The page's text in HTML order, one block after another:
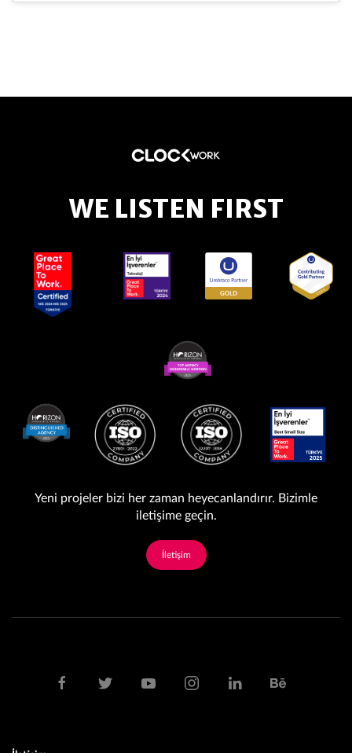
WE LISTEN FIRST
Yeni projeler bizi her zaman heyecanlandırır. Bizimle
iletişime geçin.
İletişim